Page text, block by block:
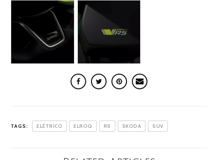
TAGS: ELÉTRICO ELROQ RS SKODA SUV